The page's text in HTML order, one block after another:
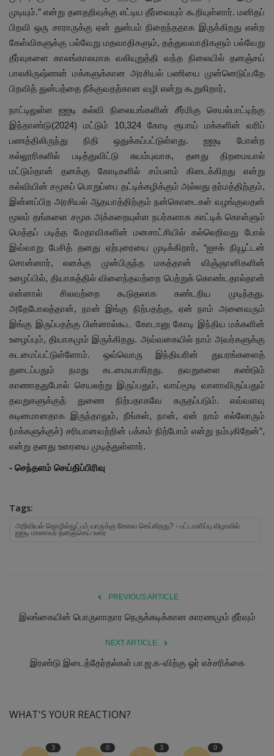
முடியும்.” என்று தனதறிவுக்கு எட்டிய தீர்வையும் கூறியுள்ளார். மனிதப்
பிறவி ஒரு சாராருக்கு ஏன் துன்பம் நிறைந்ததாக இருக்கிறது என்ற
கேள்விகளுக்கு பல்வேறு மதவாதிகளும், தத்துவவாதிகளும் பல்வேறு
தீர்வுகளை காலங்காலமாக வலியுறுத்தி வந்த நிலையில் தனஞ்சய்
பாலகிருஷ்ணன் மக்களுக்கான அரசியல் பணியை முன்னெடுப்பதே
பிறவித் துன்பத்தை நீக்குவதற்கான வழி என்று கூறுகிறார்,
நாட்டிலுள்ள ஐஐடி கல்வி நிலையங்களின் சீர்மிகு செயல்பாட்டிற்கு
இந்தாண்டு(2024) மட்டும் 10,324 கோடி ரூபாய் மக்களின் வரிப்
பணத்திலிருந்து நிதி ஒதுக்கப்பட்டுள்ளது. ஐஐடி போன்ற
கல்லூரிகளில் படித்துவிட்டு சுயம்புவாக, தனது திறமையால்
மட்டும்தான் தனக்கு கோடிகளில் சம்பளம் கிடைக்கிறது என்று
கல்வியின் சமூகப் பொறுப்பை தட்டிக்கழிக்கும் அல்லது தர்மத்திற்கும்,
இன்னப்பிற அரசியல் ஆதயாத்திற்கும் நன்கொடைகள் வழங்குவதன்
மூலம் தங்களை சமூக அக்கறையுள்ள நபர்களாக காட்டிக் கொள்ளும்
மெத்தப் படித்த மேதாவிகளின் மனசாட்சியில் கல்லெறிவது போல்
இவ்வாறு பேசித் தனது ஏற்புரையை முடிக்கிறார், “ஐசக் நியூட்டன்
சொன்னார், எனக்கு முன்பிருந்த மகத்தான் விஞ்ஞானிகளின்
உழைப்பில், தியாகத்தில் விளைந்தவற்றை பெற்றுக் கொண்டதால்தான்
என்னால் சிலவற்றை கூடுதலாக கண்டறிய முடிந்தது.
அதேபோலத்தான், நான் இங்கு நிற்பதற்கு, ஏன் நாம் அனைவரும்
இங்கு இருப்பதற்கு பின்னால்கூட கோடானு கோடி இந்திய மக்களின்
உழைப்பும், தியாகமும் இருக்கிறது. அவ்வகையில் நாம் அவர்களுக்கு
கடமைப்பட்டுள்ளோம். ஒவ்வொரு இந்தியரின் துயரங்களைத்
துடைப்பதும் நமது கடமையாகிறது. தவறுகளை கண்டும்
காணாததுபோல் செயலற்று இருப்பதும், வாய்மூடி வாளாவிருப்பதும்
தவறுகளுக்குத் துணை நிற்பதாகவே கருதப்படும். எவ்வளவு
கடினமானதாக இருந்தாலும், நீங்கள், நான், ஏன் நாம் எல்லோரும்
(மக்களுக்குச்) சரியானவற்றின் பக்கம் நிற்போம் என்று நம்புகிறேன்”,
என்று தனது உரையை முடித்துள்ளார்.
- செந்தளம் செய்திப்பிரிவு
Tags:
அறிவியல் தொழில்நுட்பம் யாருக்கு சேவை செய்கிறது? - பட்டமளிப்பு விழாவில்
ஐஐடி மாணவர் தனஞ்செய் உரை
PREVIOUS ARTICLE
இலங்கையின் பொருளாதார நெருக்கடிக்கான காரணமும் தீர்வும்
NEXT ARTICLE
இரண்டு இடைத்தேர்தல்கள் பா.ஜ.க-விற்கு ஓர் எச்சரிக்கை
WHAT'S YOUR REACTION?
3 0 3 0